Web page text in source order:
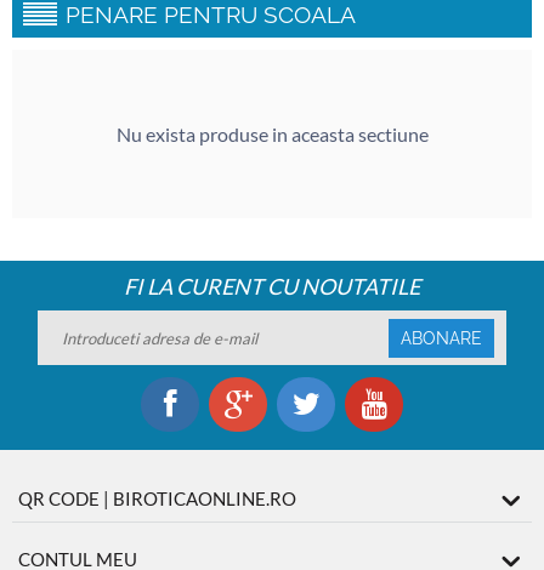
PENARE PENTRU SCOALA
Nu exista produse in aceasta sectiune
FI LA CURENT CU NOUTATILE
ABONARE
QR CODE | BIROTICAONLINE.RO
CONTUL MEU